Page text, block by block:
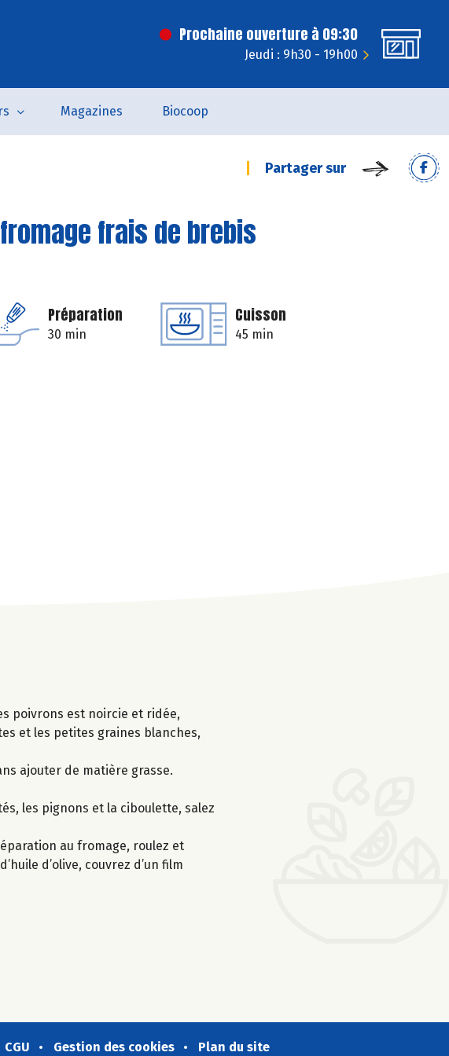
Prochaine ouverture à 09:30
Jeudi : 9h30 - 19h00
Magazines Biocoop
Partager sur
frais de brebis
Préparation
30 min
Cuisson
45 min
poivrons est noircie et ridée,
et les petites graines blanches,
ajouter de matière grasse.
les pignons et la ciboulette, salez
au fromage, roulez et
d’olive, couvrez d’un film
CGU Gestion des cookies Plan du site